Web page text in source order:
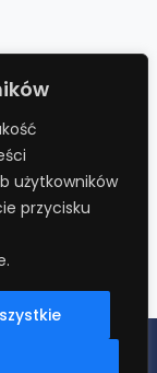
użytkowników
przycisku
12
RODO